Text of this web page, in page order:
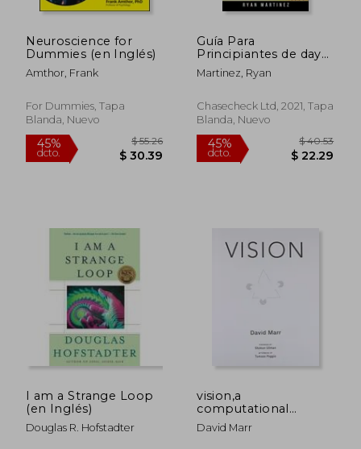
45%
dcto.
$ 171.10
$ 94.10
45%
dcto. $
Neuroscience for
Dummies (en Inglés)
Amthor, Frank
For Dummies, Tapa
Blanda, Nuevo
Guía Para
Principiantes de day
Trading + Opciones:
Estrategias de
Dinero en Línea en
Criptomonedas,
Centavos, Acciones y
Futuros. (2) (Trading
Martinez, Ryan
Chasecheck Ltd, 2021, Tapa
Blanda, Nuevo
I am a Strange Loop
(en Inglés)
Douglas R. Hofstadter
vision,a
computational
investigation into the
human
David Marr